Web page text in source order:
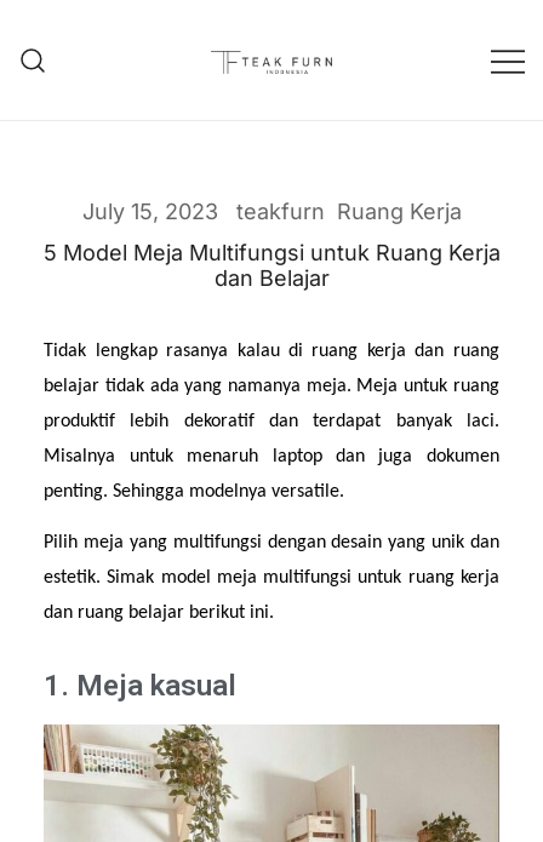
July 15, 2023 teakfurn Ruang Kerja
5 Model Meja Multifungsi untuk Ruang Kerja
dan Belajar
Tidak lengkap rasanya kalau di ruang kerja dan ruang
belajar tidak ada yang namanya meja. Meja untuk ruang
produktif lebih dekoratif dan terdapat banyak laci.
Misalnya untuk menaruh laptop dan juga dokumen
penting. Sehingga modelnya versatile.
Pilih meja yang multifungsi dengan desain yang unik dan
estetik. Simak model meja multifungsi untuk ruang kerja
dan ruang belajar berikut ini.
1. Meja kasual